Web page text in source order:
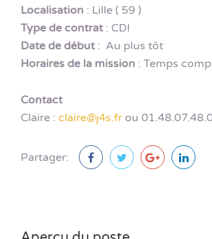
Localisation : Lille ( 59 )
Type de contrat: CDI
Date de début: Au plus tôt
Horaires de la mission : Temps
Contact
Claire : claire@j4s.fr ou
Partager: